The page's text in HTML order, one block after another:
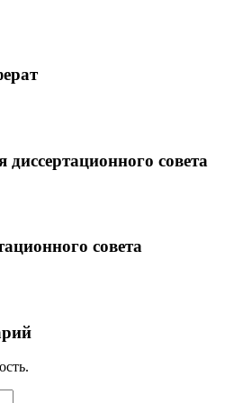
диссертационного совета
совета